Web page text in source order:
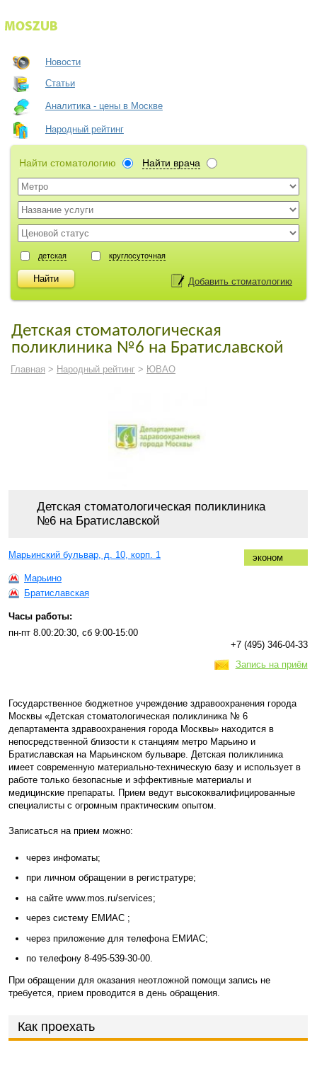
Новости
Статьи
Аналитика - цены в Москве
Народный рейтинг
Найти стоматологию Найти врача
детская круглосуточная
Добавить стоматологию
Детская стоматологическая
поликлиника №6 на Братиславской
Главная > Народный рейтинг > ЮВАО
Детская стоматологическая поликлиника
№6 на Братиславской
эконом
Марьинский бульвар, д. 10, корп. 1
Марьино
Братиславская
Часы работы:
пн-пт 8.00:20:30, сб 9:00-15:00
+7 (495) 346-04-33
Запись на приём
Государственное бюджетное учреждение здравоохранения города
Москвы «Детская стоматологическая поликлиника № 6
департамента здравоохранения города Москвы» находится в
непосредственной близости к станциям метро Марьино и
Братиславская на Марьинском бульваре. Детская поликлиника
имеет современную материально-техническую базу и использует в
работе только безопасные и эффективные материалы и
медицинские препараты. Прием ведут высококвалифицированные
специалисты с огромным практическим опытом.
Записаться на прием можно:
через инфоматы;
при личном обращении в регистратуре;
на сайте www.mos.ru/services;
через систему ЕМИАС ;
через приложение для телефона ЕМИАС;
по телефону 8-495-539-30-00.
При обращении для оказания неотложной помощи запись не
требуется, прием проводится в день обращения.
Как проехать